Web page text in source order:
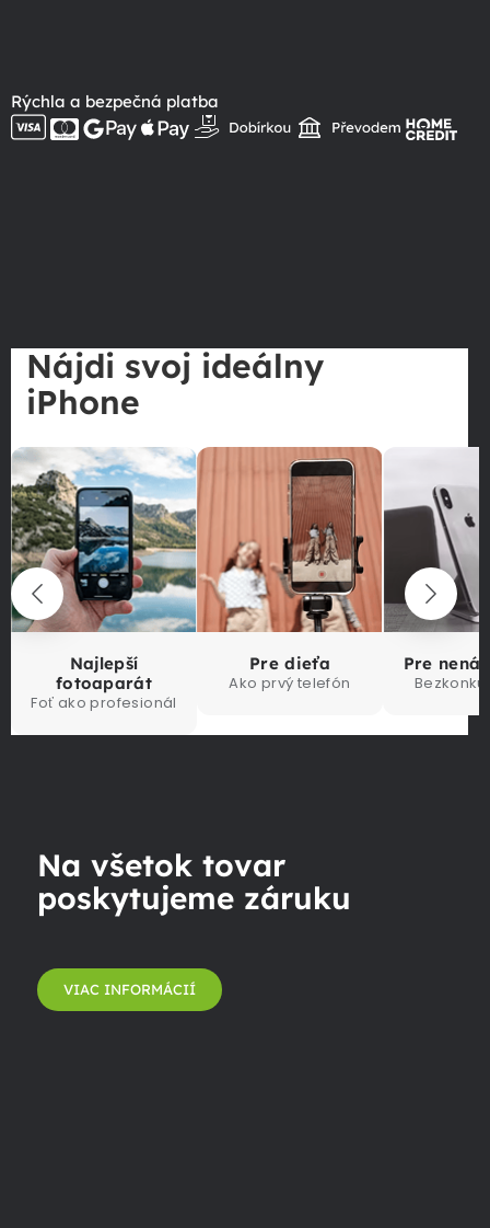
Rýchla a bezpečná platba
Nájdi svoj ideálny
iPhone
Najlepší
fotoaparát
Foť ako profesionál
Pre dieťa
Ako prvý telefón
Pre
Na všetok tovar
poskytujeme záruku
VIAC INFORMÁCIÍ